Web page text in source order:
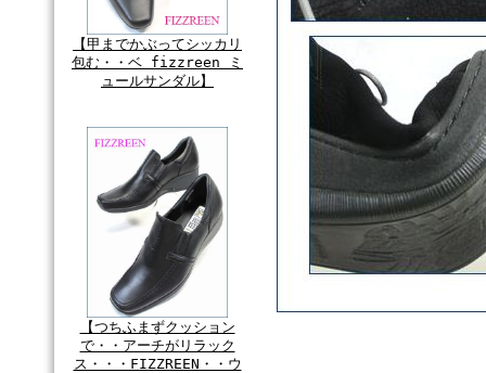
【甲までかぶってシッカリ
包む・・ベ fizzreen ミ
ュールサンダル】
【つちふまずクッション
で・・アーチがリラック
ス・・・FIZZREEN・・ウ